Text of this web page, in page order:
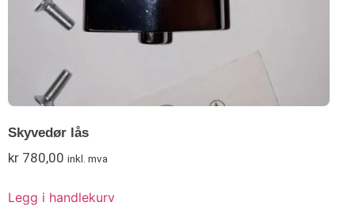
Skyvedør lås
kr 780,00 inkl. mva
Legg i handlekurv